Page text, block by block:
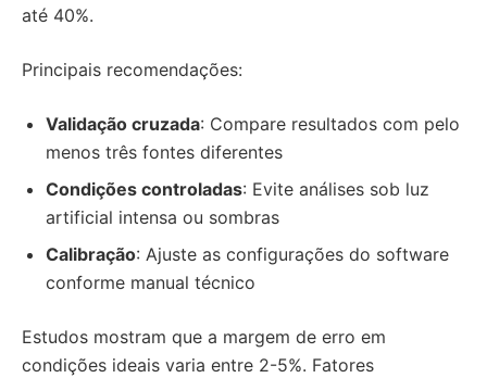
até 40%.
Principais recomendações:
Validação cruzada: Compare resultados com pelo
menos três fontes diferentes
Condições controladas: Evite análises sob luz
artificial intensa ou sombras
Calibração: Ajuste as configurações do software
conforme manual técnico
Estudos mostram que a margem de erro em
condições ideais varia entre 2-5%. Fatores